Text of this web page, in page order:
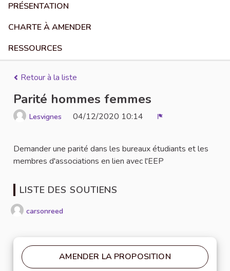
PRÉSENTATION
CHARTE À AMENDER
RESSOURCES
Retour à la liste
Parité hommes femmes
Lesvignes 04/12/2020 10:14
Demander une parité dans les bureaux étudiants et les
membres d'associations en lien avec l'EEP
LISTE DES SOUTIENS
carsonreed
AMENDER LA PROPOSITION